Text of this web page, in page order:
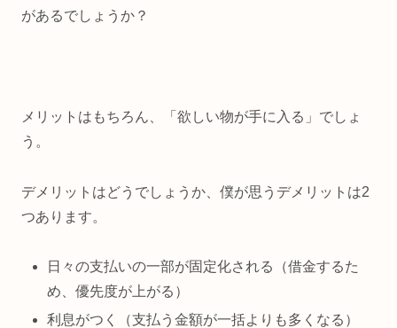
があるでしょうか？
メリットはもちろん、「欲しい物が手に入る」でしょ
う。
デメリットはどうでしょうか、僕が思うデメリットは2
つあります。
日々の支払いの一部が固定化される（借金するた
め、優先度が上がる）
利息がつく（支払う金額が一括よりも多くなる）